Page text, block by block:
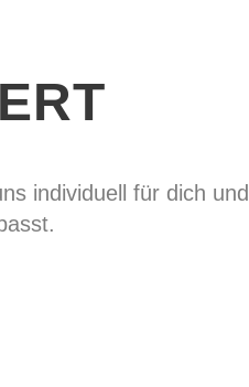
individuell für dich und